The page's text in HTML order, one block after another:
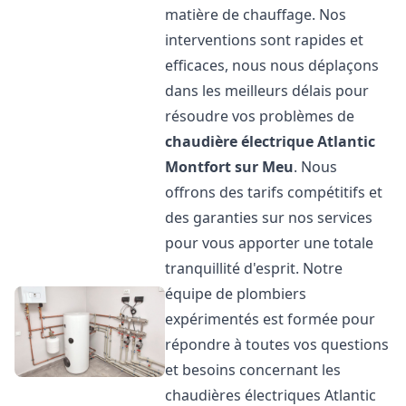
matière de chauffage. Nos
interventions sont rapides et
efficaces, nous nous déplaçons
dans les meilleurs délais pour
résoudre vos problèmes de
chaudière électrique Atlantic
Montfort sur Meu. Nous
offrons des tarifs compétitifs et
des garanties sur nos services
pour vous apporter une totale
tranquillité d'esprit. Notre
équipe de plombiers
expérimentés est formée pour
répondre à toutes vos questions
et besoins concernant les
chaudières électriques Atlantic